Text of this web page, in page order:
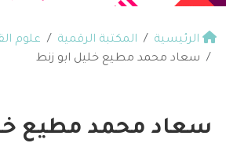
الرئيسية المكتبة الرقمية
علوم
سعاد محمد مطيع خليل ابو زنط
سعاد محمد مطيع